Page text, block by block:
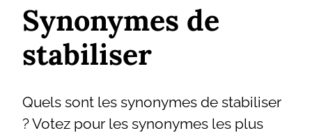
Synonymes de
stabiliser
Quels sont les synonymes de stabiliser
? Votez pour les synonymes les plus